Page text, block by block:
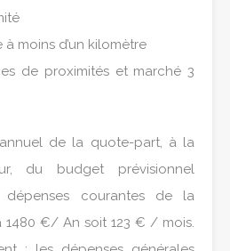
à moins d’un kilomètre
de proximités et marché 3
de la quote-part, à la
du budget prévisionnel
dépenses courantes de la
1480 €/ An soit 123 € / mois.